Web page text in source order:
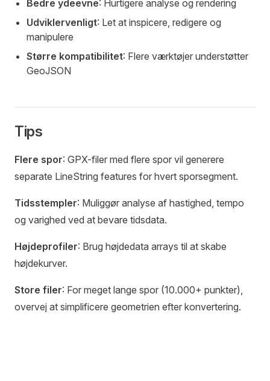
Bedre ydeevne: Hurtigere analyse og rendering
Udviklervenligt: Let at inspicere, redigere og
manipulere
Større kompatibilitet: Flere værktøjer understøtter
GeoJSON
Tips
Flere spor: GPX-filer med flere spor vil generere
separate LineString features for hvert sporsegment.
Tidsstempler: Muliggør analyse af hastighed, tempo
og varighed ved at bevare tidsdata.
Højdeprofiler: Brug højdedata arrays til at skabe
højdekurver.
Store filer: For meget lange spor (10.000+ punkter),
overvej at simplificere geometrien efter konvertering.